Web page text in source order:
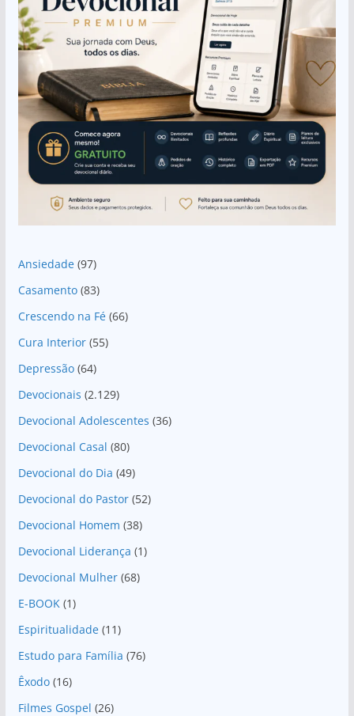
Ansiedade(97)
Casamento(83)
Crescendo na Fé(66)
Cura Interior(55)
Depressão(64)
Devocionais (2.129)
Devocional Adolescentes (36)
Devocional Casal (80)
Devocional do Dia (49)
Devocional do Pastor(52)
Devocional Homem (38)
Devocional Liderança (1)
Devocional Mulher(68)
E-BOOK(1)
Espiritualidade(11)
Estudo para Família (76)
Êxodo(16)
Filmes Gospel (26)